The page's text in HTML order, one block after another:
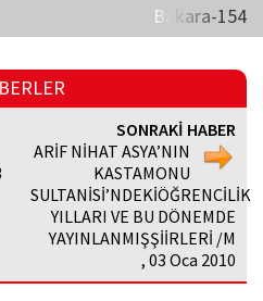
Bakara-154
SONRAKİ HABER
ARİF NİHAT ASYA’NIN
KASTAMONU
SULTANİSİ’NDEKİÖĞRENCİLİK
YILLARI VE BU DÖNEMDE
YAYINLANMIŞŞİİRLERİ /M
, 03 Oca 2010